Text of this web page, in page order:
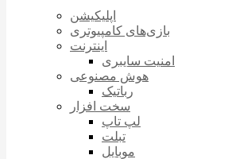
اپلیکیشن
بازی‌های کامپیوتری
اینترنت
امنیت سایبری
هوش مصنوعی
رباتیک
سخت افزار
لپ تاپ
تبلت
موبایل